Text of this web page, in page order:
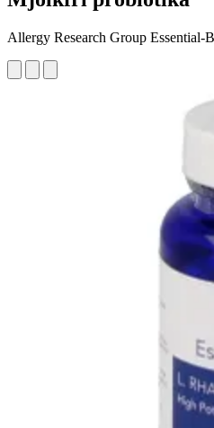
Allergy Research Group